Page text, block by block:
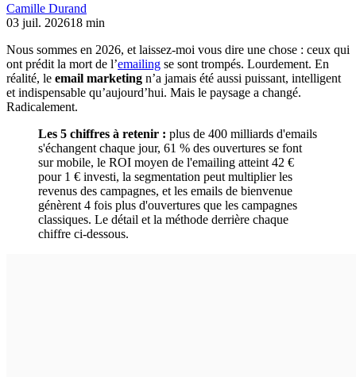
Camille Durand
03 juil. 202618 min
Nous sommes en 2026, et laissez-moi vous dire une chose : ceux qui
ont prédit la mort de l’emailing se sont trompés. Lourdement. En
réalité, le email marketing n’a jamais été aussi puissant, intelligent
et indispensable qu’aujourd’hui. Mais le paysage a changé.
Radicalement.
Les 5 chiffres à retenir : plus de 400 milliards d'emails
s'échangent chaque jour, 61 % des ouvertures se font
sur mobile, le ROI moyen de l'emailing atteint 42 €
pour 1 € investi, la segmentation peut multiplier les
revenus des campagnes, et les emails de bienvenue
génèrent 4 fois plus d'ouvertures que les campagnes
classiques. Le détail et la méthode derrière chaque
chiffre ci-dessous.